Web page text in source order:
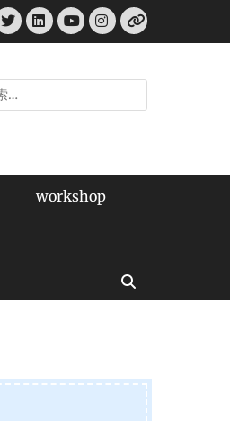
TwitterLinkedIn
YouTube
Instagram
リ
ン
workshop